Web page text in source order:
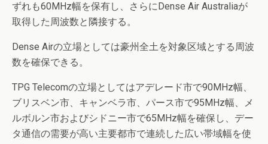
ずれも60MHz幅を保有し、さらにDense Air Australiaが
取得した周波数と隣接する。
Dense Airの立場としては豪州全土を対象区域とする周波
数を確保できる。
TPG Telecomの立場としてはアデレード市で90MHz幅、
ブリスベン市、キャンベラ市、パース市で95MHz幅、メ
ルボルン市およびシドニー市で65MHz幅を確保し、デー
タ通信の需要が高い主要都市で連続した広い帯域幅を使